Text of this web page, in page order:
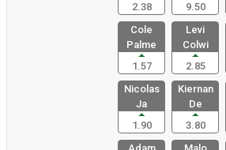
2.38
9.50
Cole
Palme
1.57
Levi
Colwi
2.85
Nicolas
Ja
1.90
Kiernan
De
3.80